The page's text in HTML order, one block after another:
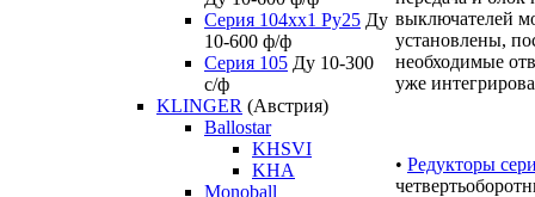
Серия 104xx1 Ру25 Ду
10-600 ф/ф
Серия 105 Ду 10-300
с/ф
KLINGER (Австрия)
Ballostar
KHSVI
KHA
Monoball
выключателей
установлены,
необходимые
уже
• Редукторы